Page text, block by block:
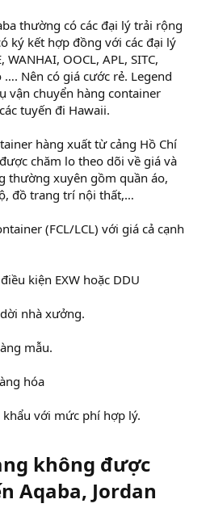
thường có các đại lý trải rộng
ký kết hợp đồng với các đại lý
OOCL, APL, SITC,
…. Nên có giá cước rẻ. Legend
vận chuyển hàng container
tuyến đi Hawaii.
hàng xuất từ cảng Hồ Chí
chăm lo theo dõi về giá và
thường xuyên gồm quần áo,
đồ trang trí nội thất,…
(FCL/LCL) với giá cả cạnh
kiện EXW hoặc DDU
nhà xưởng.
mẫu.
hóa
với mức phí hợp lý.
không được
Aqaba, Jordan